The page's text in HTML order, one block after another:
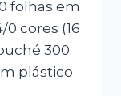
folhas em
0 cores (16
300
plástico